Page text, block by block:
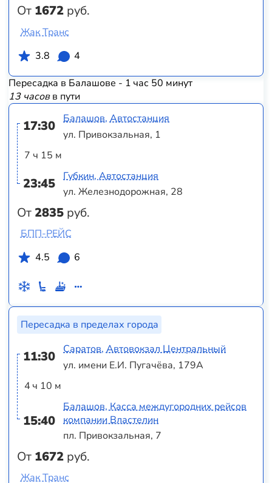
От 1672 руб.
Жак Транс
3.8
4
Пересадка в Балашове - 1 час 50 минут
13 часовв пути
17:30
7 ч 15 м
23:45
От2835 руб.
Балашов, Автостанция
ул. Привокзальная, 1
Губкин, Автостанция
ул. Железнодорожная, 28
БПП-РЕЙС
4.5
6
Пересадка в пределах города
11:30
4 ч 10 м
15:40
От 1672 руб.
Саратов, Автовокзал Центральный
ул. имени Е.И. Пугачёва, 179А
Балашов, Касса междугородних рейсов
компании Властелин
пл. Привокзальная, 7
Жак Транс